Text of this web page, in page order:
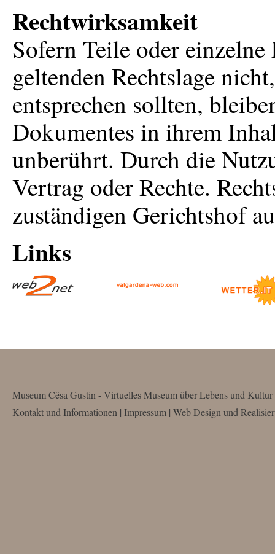
Rechtwirksamkeit
Sofern Teile oder
geltenden Rechtslage
entsprechen sollten,
Dokumentes in ihrem
unberührt. Durch die
Vertrag oder Rechte.
zuständigen Gerichtshof
Links
Museum Cësa Gustin - Virtuelles Museum über Lebens und
Kontakt und Informationen | Impressum | Web Design und